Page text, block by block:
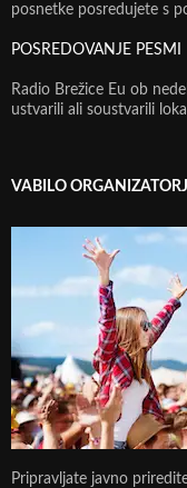
posnetke posredujete s
POSREDOVANJE PESMI
Radio Brežice Eu ob
ustvarili ali soustvarili
VABILO
Pripravljate javno